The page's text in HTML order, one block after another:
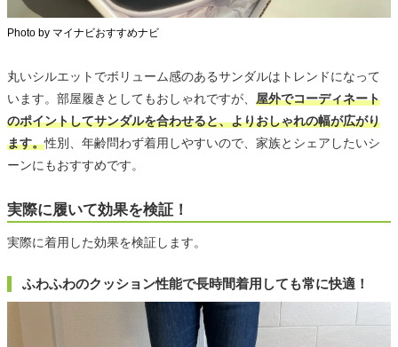
Photo by マイナビおすすめナビ
丸いシルエットでボリューム感のあるサンダルはトレンドになって
います。部屋履きとしてもおしゃれですが、 屋外でコーディネート
のポイントしてサンダルを合わせると、よりおしゃれの幅が広がり
ます。性別、年齢問わず着用しやすいので、家族とシェアしたいシ
ーンにもおすすめです。
実際に履いて効果を検証！
実際に着用した効果を検証します。
ふわふわのクッション性能で長時間着用しても常に快適！